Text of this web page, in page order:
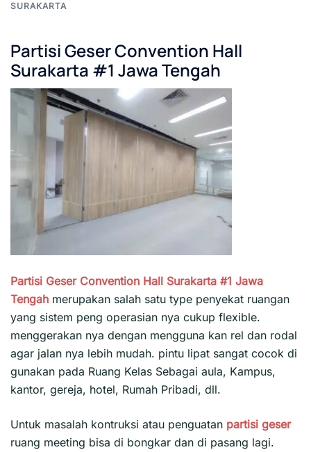
SURAKARTA
Partisi Geser Convention Hall
Surakarta #1 Jawa Tengah
Partisi Geser Convention Hall Surakarta #1 Jawa
Tengah merupakan salah satu type penyekat ruangan
yang sistem peng operasian nya cukup flexible.
menggerakan nya dengan mengguna kan rel dan rodal
agar jalan nya lebih mudah. pintu lipat sangat cocok di
gunakan pada Ruang Kelas Sebagai aula, Kampus,
kantor, gereja, hotel, Rumah Pribadi, dll.
Untuk masalah kontruksi atau penguatan partisi geser
ruang meeting bisa di bongkar dan di pasang lagi.